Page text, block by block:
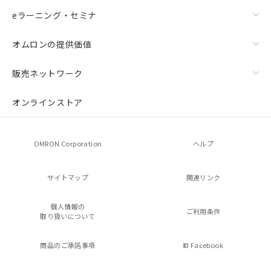
eラーニング・セミナ
オムロンの提供価値
販売ネットワーク
オンラインストア
OMRON Corporation ヘルプ
サイトマップ 関連リンク
個人情報の
取り扱いについて
ご利用条件
商品のご承諾事項 Facebook